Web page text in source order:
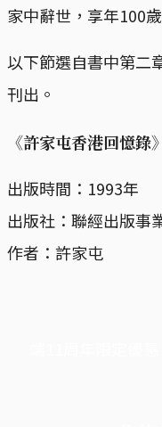
家中辭世，享年100歲
以下節選自書中第二
刊出。
《許家屯香港回憶錄》
出版時間：1993年
出版社：聯經出版事
作者：許家屯